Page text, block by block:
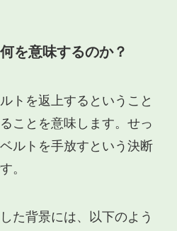
を意味するのか？
トを返上するということ
ことを意味します。せっ
ルトを手放すという決断
。
た背景には、以下のよう